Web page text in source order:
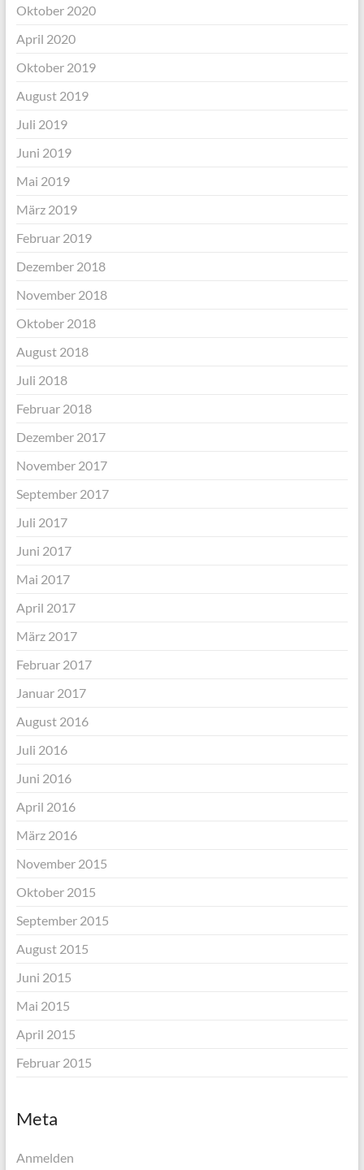
Oktober 2020
April 2020
Oktober 2019
August 2019
Juli 2019
Juni 2019
Mai 2019
März 2019
Februar 2019
Dezember 2018
November 2018
Oktober 2018
August 2018
Juli 2018
Februar 2018
Dezember 2017
November 2017
September 2017
Juli 2017
Juni 2017
Mai 2017
April 2017
März 2017
Februar 2017
Januar 2017
August 2016
Juli 2016
Juni 2016
April 2016
März 2016
November 2015
Oktober 2015
September 2015
August 2015
Juni 2015
Mai 2015
April 2015
Februar 2015
Meta
Anmelden